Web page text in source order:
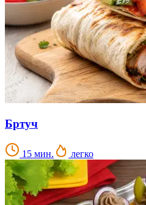
Бртуч
15 мин. легко